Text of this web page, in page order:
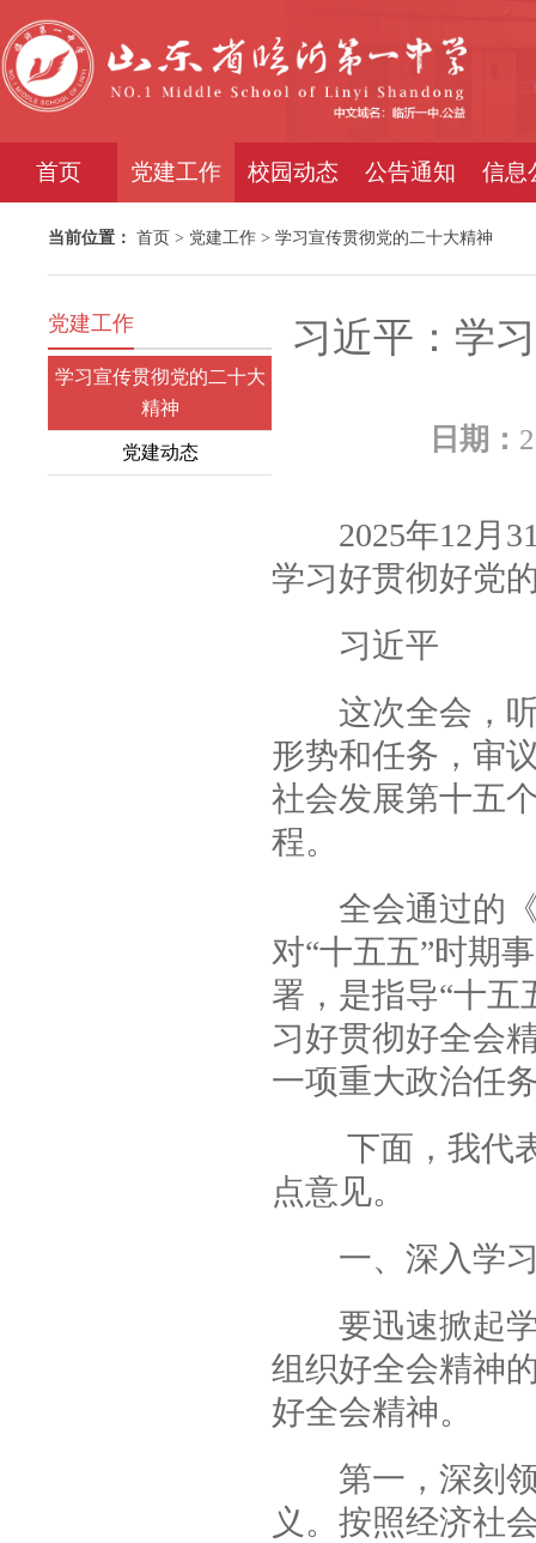
首页 党建工作 校园动态 公告通知 信息
当前位置： 首页 > 党建工作 > 学习宣传贯彻党的二十大精神
党建工作
学习宣传贯彻党的二十大
精神
党建动态
习近平：学
日期：
2025年12月31
学习好贯彻好党
习近平
这次全会，听
形势和任务，审
社会发展第十五
程。
全会通过的《
对“十五五”时期
署，是指导“十五
习好贯彻好全会
一项重大政治任
下面，我代表
点意见。
一、深入学习
要迅速掀起学
组织好全会精神
好全会精神。
第一，深刻领
义。按照经济社